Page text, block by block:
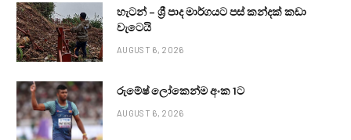
හැටන් – ශ්‍රී පාද මාර්ගයට පස් කන්දක් කඩා
වැටෙයි
AUGUST 6, 2026
රුමේෂ් ලෝකෙන්ම අංක 1ට
AUGUST 6, 2026